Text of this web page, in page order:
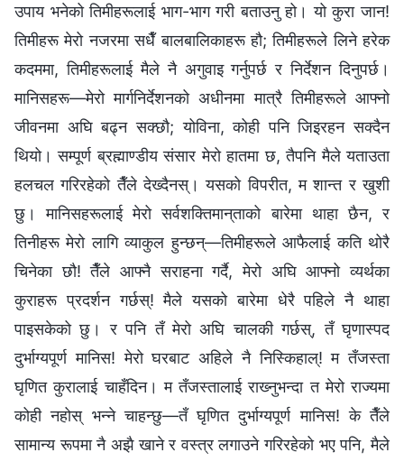
उपाय भनेको तिमीहरूलाई भाग-भाग गरी बताउनु हो। यो कुरा जान!
तिमीहरू मेरो नजरमा सधैँ बालबालिकाहरू हौ; तिमीहरूले लिने हरेक
कदममा, तिमीहरूलाई मैले नै अगुवाइ गर्नुपर्छ र निर्देशन दिनुपर्छ।
मानिसहरू—मेरो मार्गनिर्देशनको अधीनमा मात्रै तिमीहरूले आफ्‍नो
जीवनमा अघि बढ्न सक्छौ; योविना, कोही पनि जिइरहन सक्दैन
थियो। सम्पूर्ण ब्रह्माण्डीय संसार मेरो हातमा छ, तैपनि मैले यताउता
हलचल गरिरहेको तैँले देख्दैनस्। यसको विपरीत, म शान्त र खुशी
छु। मानिसहरूलाई मेरो सर्वशक्तिमान्‌ताको बारेमा थाहा छैन, र
तिनीहरू मेरो लागि व्याकुल हुन्छन्—तिमीहरूले आफैलाई कति थोरै
चिनेका छौ! तैँले आफ्‍नै सराहना गर्दै, मेरो अघि आफ्‍नो व्यर्थका
कुराहरू प्रदर्शन गर्छस्! मैले यसको बारेमा धेरै पहिले नै थाहा
पाइसकेको छु। र पनि तँ मेरो अघि चालकी गर्छस्, तँ घृणास्पद
दुर्भाग्यपूर्ण मानिस! मेरो घरबाट अहिले नै निस्किहाल्! म तँजस्ता
घृणित कुरालाई चाहँदिन। म तँजस्तालाई राख्‍नुभन्दा त मेरो राज्यमा
कोही नहोस् भन्‍ने चाहन्छु—तँ घृणित दुर्भाग्यपूर्ण मानिस! के तैँले
सामान्य रूपमा नै अझै खाने र वस्‍त्र लगाउने गरिरहेको भए पनि, मैले